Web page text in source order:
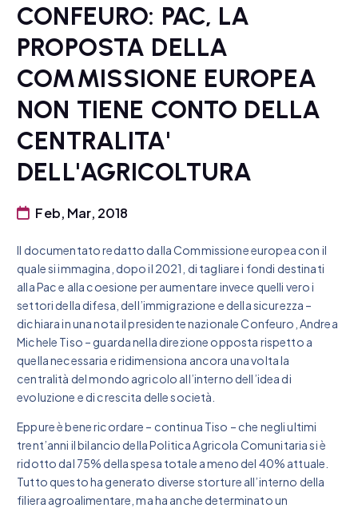
CONFEURO: PAC, LA
PROPOSTA DELLA
COMMISSIONE EUROPEA
NON TIENE CONTO DELLA
CENTRALITA'
DELL'AGRICOLTURA
Feb, Mar, 2018
Il documentato redatto dalla Commissione europea con il
quale si immagina, dopo il 2021, di tagliare i fondi destinati
alla Pac e alla coesione per aumentare invece quelli vero i
settori della difesa, dell’immigrazione e della sicurezza –
dichiara in una nota il presidente nazionale Confeuro, Andrea
Michele Tiso – guarda nella direzione opposta rispetto a
quella necessaria e ridimensiona ancora una volta la
centralità del mondo agricolo all’interno dell’idea di
evoluzione e di crescita delle società.
Eppure è bene ricordare – continua Tiso – che negli ultimi
trent’anni il bilancio della Politica Agricola Comunitaria si è
ridotto dal 75% della spesa totale a meno del 40% attuale.
Tutto questo ha generato diverse storture all’interno della
filiera agroalimentare, ma ha anche determinato un